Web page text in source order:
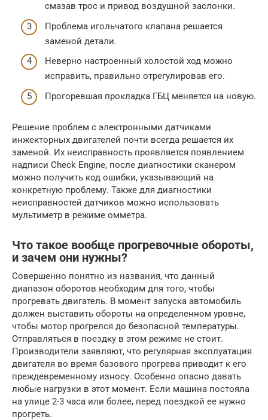
смазав трос и привод воздушной заслонки.
Проблема игольчатого клапана решается
заменой детали.
Неверно настроенный холостой ход можно
исправить, правильно отрегулировав его.
Прогоревшая прокладка ГБЦ меняется на новую.
Решение проблем с электронными датчиками
инжекторных двигателей почти всегда решается их
заменой. Их неисправность проявляется появлением
надписи Check Engine, после диагностики сканером
можно получить код ошибки, указывающий на
конкретную проблему. Также для диагностики
неисправностей датчиков можно использовать
мультиметр в режиме омметра.
Что такое вообще прогревочные обороты,
и зачем они нужны?
Совершенно понятно из названия, что данный
диапазон оборотов необходим для того, чтобы
прогревать двигатель. В момент запуска автомобиль
должен выставить обороты на определенном уровне,
чтобы мотор прогрелся до безопасной температуры.
Отправляться в поездку в этом режиме не стоит.
Производители заявляют, что регулярная эксплуатация
двигателя во время базового прогрева приводит к его
преждевременному износу. Особенно опасно давать
любые нагрузки в этот момент. Если машина постояла
на улице 2-3 часа или более, перед поездкой ее нужно
прогреть.